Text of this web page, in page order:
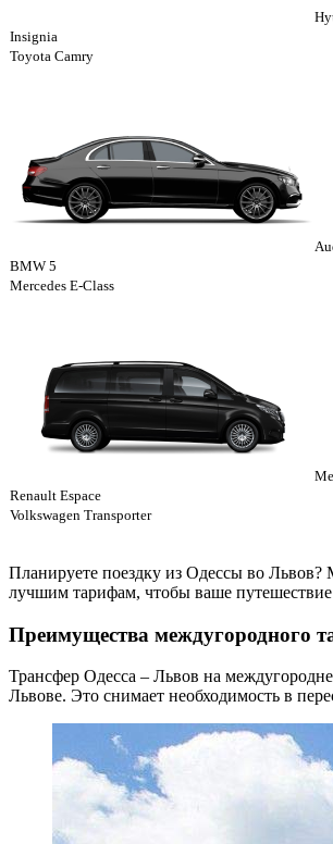
Insignia
Toyota Camry
BMW 5
Mercedes E-Class
Renault Espace
Volkswagen Transporter
Планируете поездку из Одессы во
лучшим тарифам, чтобы ваше
Преимущества междугородного
Трансфер Одесса – Львов на
Львове. Это снимает необходимость в